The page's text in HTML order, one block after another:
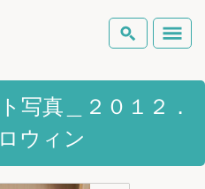
検索
写真＿２０１２．
ウィン